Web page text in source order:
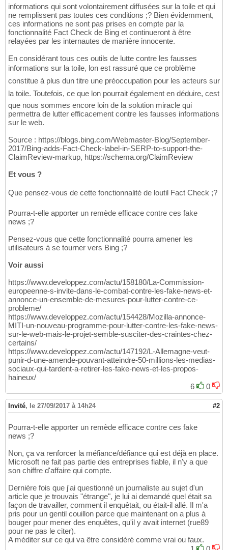
informations qui sont volontairement diffusées sur la toile et qui
ne remplissent pas toutes ces conditions ;? Bien évidemment,
ces informations ne sont pas prises en compte par la
fonctionnalité Fact Check de Bing et continueront à être
relayées par les internautes de manière innocente.
En considérant tous ces outils de lutte contre les fausses
informations sur la toile, lon est rassuré que ce problème
constitue à plus dun titre une préoccupation pour les acteurs sur
la toile. Toutefois, ce que lon pourrait également en déduire, cest
que nous sommes encore loin de la solution miracle qui
permettra de lutter efficacement contre les fausses informations
sur le web.
Source : https://blogs.bing.com/Webmaster-Blog/September-
2017/Bing-adds-Fact-Check-label-in-SERP-to-support-the-
ClaimReview-markup, https://schema.org/ClaimReview
Et vous ?
Que pensez-vous de cette fonctionnalité de loutil Fact Check ;?
Pourra-t-elle apporter un remède efficace contre ces fake
news ;?
Pensez-vous que cette fonctionnalité pourra amener les
utilisateurs à se tourner vers Bing ;?
Voir aussi
https://www.developpez.com/actu/158180/La-Commission-
europeenne-s-invite-dans-le-combat-contre-les-fake-news-et-
annonce-un-ensemble-de-mesures-pour-lutter-contre-ce-
probleme/
https://www.developpez.com/actu/154428/Mozilla-annonce-
MITI-un-nouveau-programme-pour-lutter-contre-les-fake-news-
sur-le-web-mais-le-projet-semble-susciter-des-craintes-chez-
certains/
https://www.developpez.com/actu/147192/L-Allemagne-veut-
punir-d-une-amende-pouvant-atteindre-50-millions-les-medias-
sociaux-qui-tardent-a-retirer-les-fake-news-et-les-propos-
haineux/
6
0
Invité, le 27/09/2017 à 14h24 #2
Pourra-t-elle apporter un remède efficace contre ces fake
news ;?
Non, ça va renforcer la méfiance/défiance qui est déjà en place.
Microsoft ne fait pas partie des entreprises fiable, il n'y a que
son chiffre d'affaire qui compte.
Dernière fois que j'ai questionné un journaliste au sujet d'un
article que je trouvais "étrange", je lui ai demandé quel était sa
façon de travailler, comment il enquêtait, ou était-il allé. Il m'a
pris pour un gentil couillon parce que maintenant on a plus à
bouger pour mener des enquêtes, qu'il y avait internet (rue89
pour ne pas le citer).
A méditer sur ce qui va être considéré comme vrai ou faux.